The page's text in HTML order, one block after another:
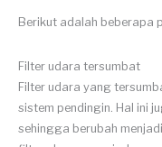
Berikut adalah beberapa
Filter udara tersumbat
Filter udara yang
sistem pendingin. Hal ini
sehingga berubah